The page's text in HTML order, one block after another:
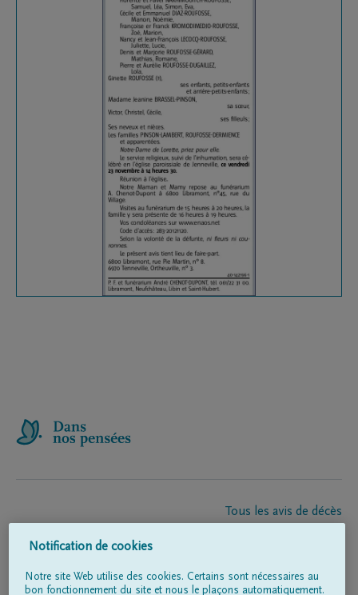
Tous les avis de décès
Entrepreneur de pompes funèbres
Notification de cookies
Notre site Web utilise des cookies. Certains sont nécessaires au
bon fonctionnement du site et nous le plaçons automatiquement.